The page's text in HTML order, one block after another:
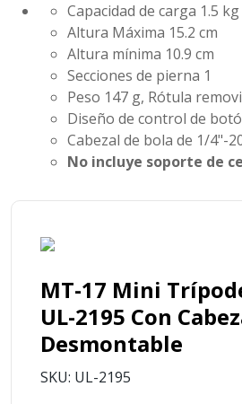
Capacidad de carga 1.5 kg
Altura Máxima 15.2 cm
Altura mínima 10.9 cm
Secciones de pierna 1
Peso 147 g, Rótula
Diseño de control de
Cabezal de bola de 1/4"-
No incluye soporte de
MT-17 Mini
UL-2195 Con
Desmontable
SKU: UL-2195